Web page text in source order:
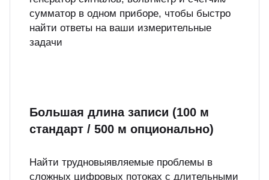
сумматор в одном приборе, чтобы быстро
найти ответы на ваши измерительные
задачи
Большая длина записи (100 м
стандарт / 500 м опционально)
Найти трудновыявляемые проблемы в
сложных цифровых потоках с длительными